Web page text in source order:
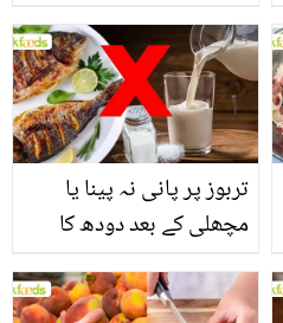
انگیز طبی فوائد
تربوز پر پانی نہ پینا یا
مچھلی کے بعد دودھ کا
سے متعلق غلط فہمیوں کی